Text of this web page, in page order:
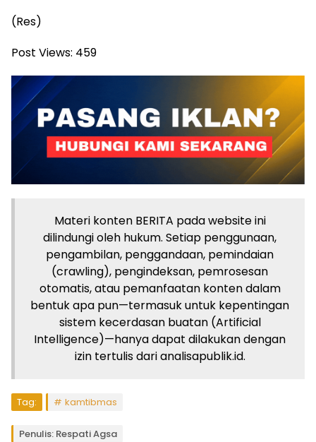
(Res)
Post Views: 459
Materi konten BERITA pada website ini
dilindungi oleh hukum. Setiap penggunaan,
pengambilan, penggandaan, pemindaian
(crawling), pengindeksan, pemrosesan
otomatis, atau pemanfaatan konten dalam
bentuk apa pun—termasuk untuk kepentingan
sistem kecerdasan buatan (Artificial
Intelligence)—hanya dapat dilakukan dengan
izin tertulis dari analisapublik.id.
Tag: kamtibmas
Penulis: Respati Agsa